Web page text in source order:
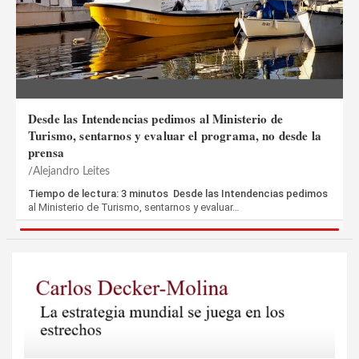
Desde las Intendencias pedimos al Ministerio de
Turismo, sentarnos y evaluar el programa, no desde la
prensa
Alejandro Leites
Tiempo de lectura: 3 minutos Desde las Intendencias pedimos
al Ministerio de Turismo, sentarnos y evaluar…